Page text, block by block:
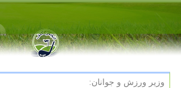
وزیر ورزش و جوانان: